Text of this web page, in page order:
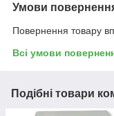
Умови
Повернення товару
Всі умови
Подібні товари